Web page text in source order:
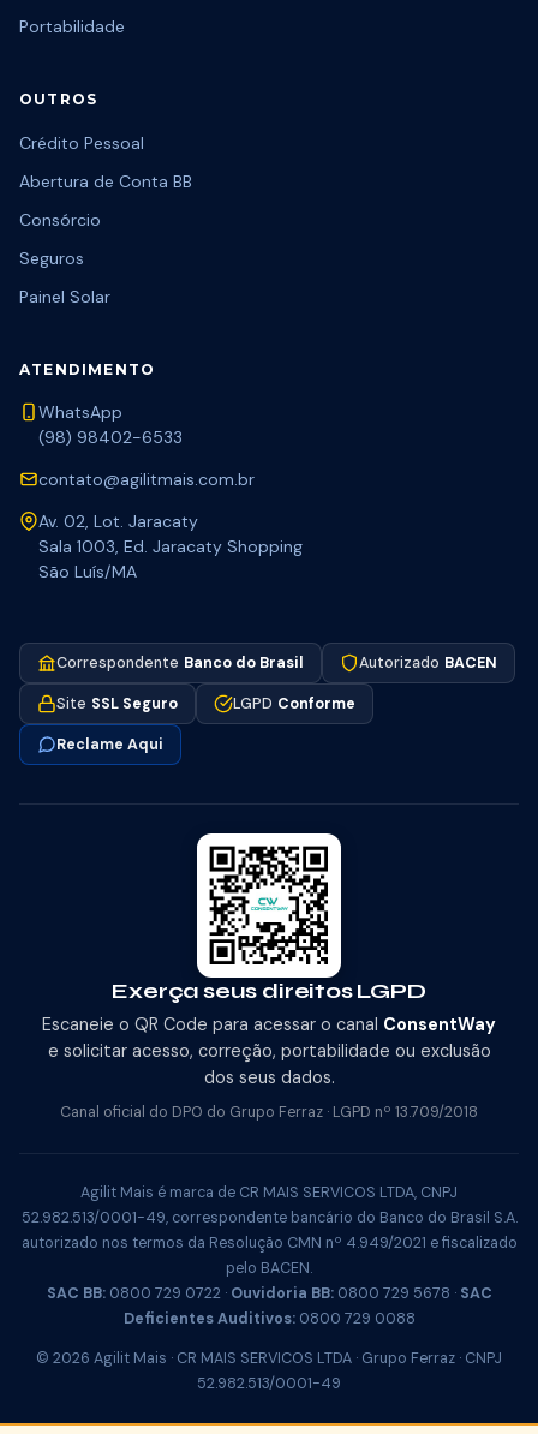
Portabilidade
OUTROS
Crédito Pessoal
Abertura de Conta BB
Consórcio
Seguros
Painel Solar
ATENDIMENTO
WhatsApp
(98) 98402-6533
contato@agilitmais.com.br
Av. 02, Lot. Jaracaty
Sala 1003, Ed. Jaracaty Shopping
São Luís/MA
Correspondente Banco do Brasil Autorizado BACEN
Site SSL Seguro LGPD Conforme
Reclame Aqui
Exerça seus direitos LGPD
Escaneie o QR Code para acessar o canal ConsentWay
e solicitar acesso, correção, portabilidade ou exclusão
dos seus dados.
Canal oficial do DPO do Grupo Ferraz · LGPD nº 13.709/2018
Agilit Mais é marca de CR MAIS SERVICOS LTDA, CNPJ
52.982.513/0001-49, correspondente bancário do Banco do Brasil S.A.
autorizado nos termos da Resolução CMN nº 4.949/2021 e fiscalizado
pelo BACEN.
SAC BB:0800 729 0722 · Ouvidoria BB:0800 729 5678 · SAC
Deficientes Auditivos:0800 729 0088
© 2026 Agilit Mais · CR MAIS SERVICOS LTDA · Grupo Ferraz · CNPJ
52.982.513/0001-49